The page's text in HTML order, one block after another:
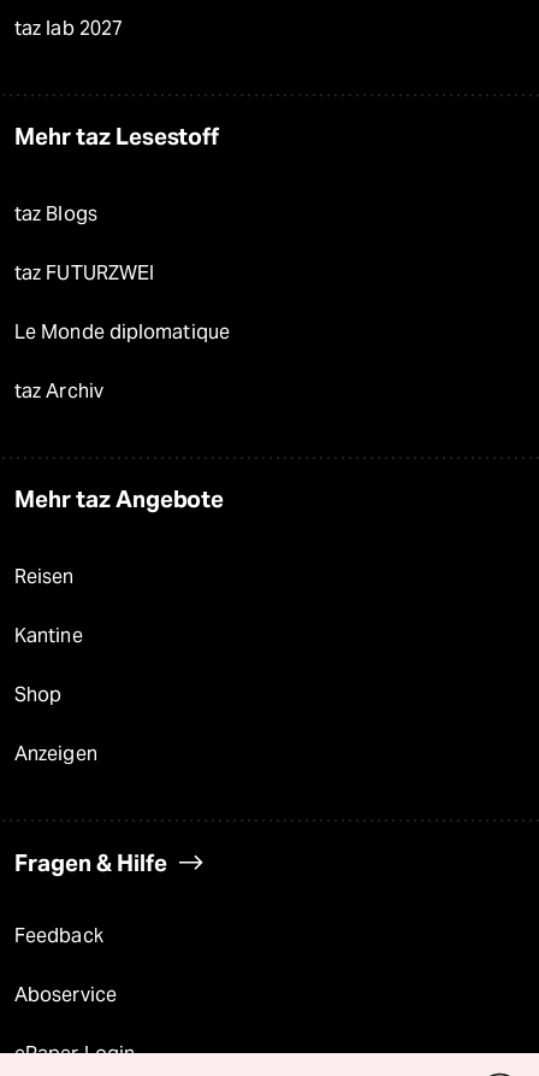
taz lab 2027
Mehr taz Lesestoff
taz Blogs
taz FUTURZWEI
Le Monde diplomatique
taz Archiv
Mehr taz Angebote
Reisen
Kantine
Shop
Anzeigen
Fragen & Hilfe
Feedback
Aboservice
ePaper Login